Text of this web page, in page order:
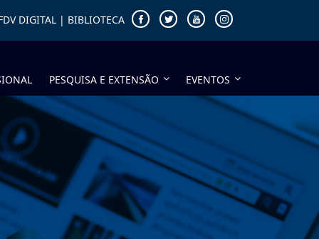
DIGITAL | BIBLIOTECA
PESQUISA E EXTENSÃO EVENTOS